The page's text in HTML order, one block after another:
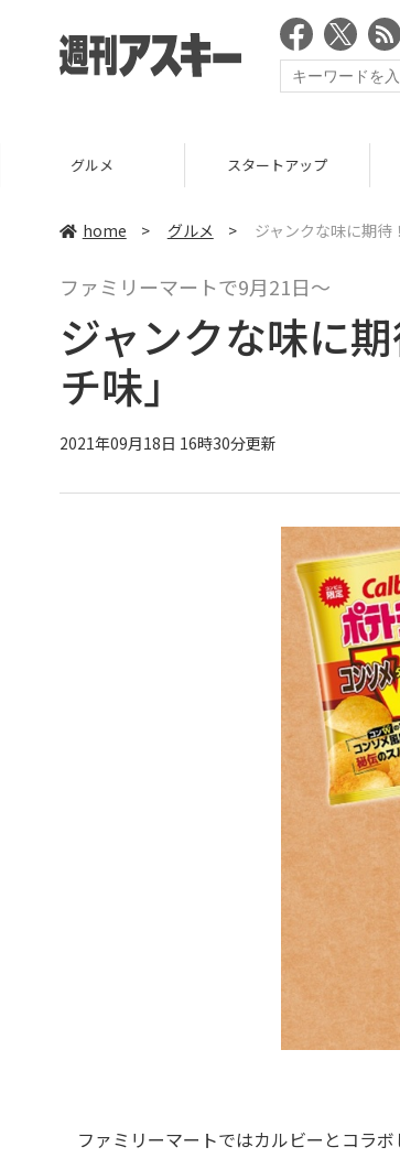
グルメ スタートアップ
home > グルメ > ジャンクな味に期待
ファミリーマートで9月21日～
ジャンクな味に
チ味」
2021年09月18日 16時30分更新
ファミリーマートではカルビーとコラボ